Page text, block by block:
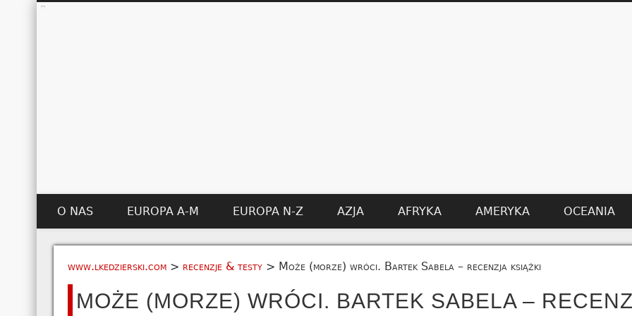
O NAS EUROPA A-M EUROPA N-Z AZJA AFRYKA AMERYKA OCEANIA
www.lkedzierski.com> recenzje & testy> Może (morze) wróci. Bartek Sabela – recenzja książki
MOŻE (MORZE) WRÓCI. BARTEK SABELA –